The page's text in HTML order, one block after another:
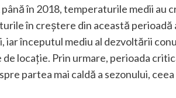
în 2018, temperaturile medii au
în creștere din această
iar începutul mediu al dezvoltării
locație. Prin urmare, perioada
partea mai caldă a sezonului,